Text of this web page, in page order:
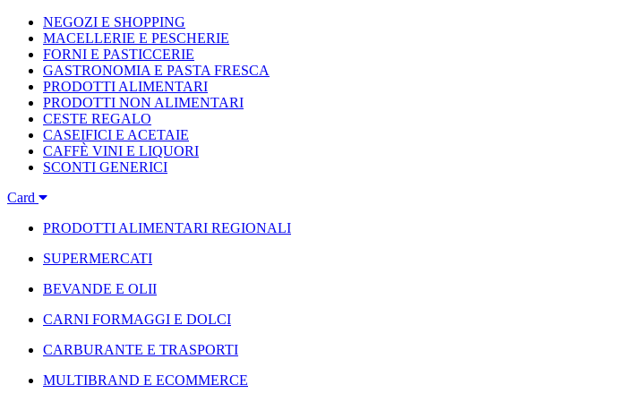
NEGOZI E SHOPPING
MACELLERIE E PESCHERIE
FORNI E PASTICCERIE
GASTRONOMIA E PASTA FRESCA
PRODOTTI ALIMENTARI
PRODOTTI NON ALIMENTARI
CESTE REGALO
CASEIFICI E ACETAIE
CAFFÈ VINI E LIQUORI
SCONTI GENERICI
Card
PRODOTTI ALIMENTARI REGIONALI
SUPERMERCATI
BEVANDE E OLII
CARNI FORMAGGI E DOLCI
CARBURANTE E TRASPORTI
MULTIBRAND E ECOMMERCE